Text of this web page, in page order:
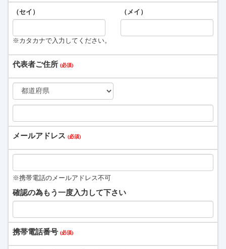
（セイ） （メイ）
※カタカナで入力してください。
代表者ご住所
メールアドレス
※携帯電話のメールアドレス不可
確認の為もう一度入力して下さい
携帯電話番号